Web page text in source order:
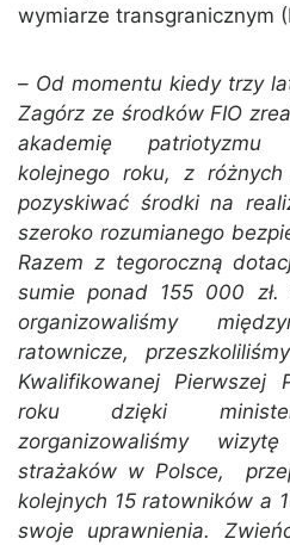
wymiarze transgranicznym
– Od momentu kiedy trzy
Zagórz ze środków FIO
akademię patriotyzmu
kolejnego roku, z
pozyskiwać środki na
szeroko rozumianego
Razem z tegoroczną
sumie ponad 155 000
organizowaliśmy
ratownicze,
Kwalifikowanej Pierwszej
roku dzięki
zorganizowaliśmy
strażaków w Polsce,
kolejnych 15 ratowników a
swoje uprawnienia.